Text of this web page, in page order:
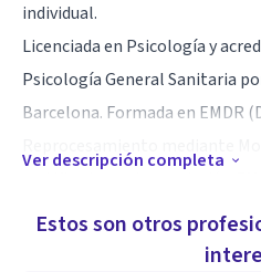
individual.
Licenciada en Psicología y
Psicología General Sanitaria
Barcelona. Formada en EMDR
Especialidad
Ver descripción completa
Estos son otros